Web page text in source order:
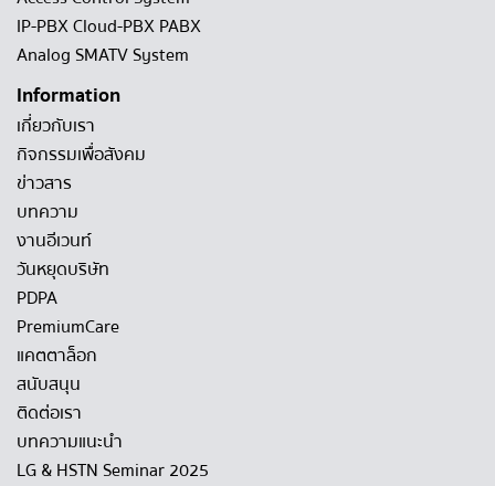
IP-PBX Cloud-PBX PABX
Analog SMATV System
Information
เกี่ยวกับเรา
กิจกรรมเพื่อสังคม
ข่าวสาร
บทความ
งานอีเวนท์
วันหยุดบริษัท
PDPA
PremiumCare
แคตตาล็อก
สนับสนุน
ติดต่อเรา
บทความแนะนำ
LG & HSTN Seminar 2025